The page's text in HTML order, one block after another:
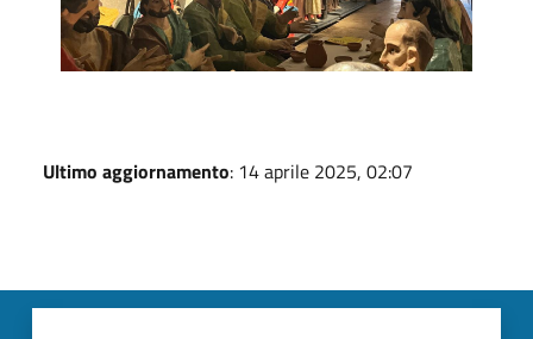
Ultimo aggiornamento: 14 aprile 2025, 02:07